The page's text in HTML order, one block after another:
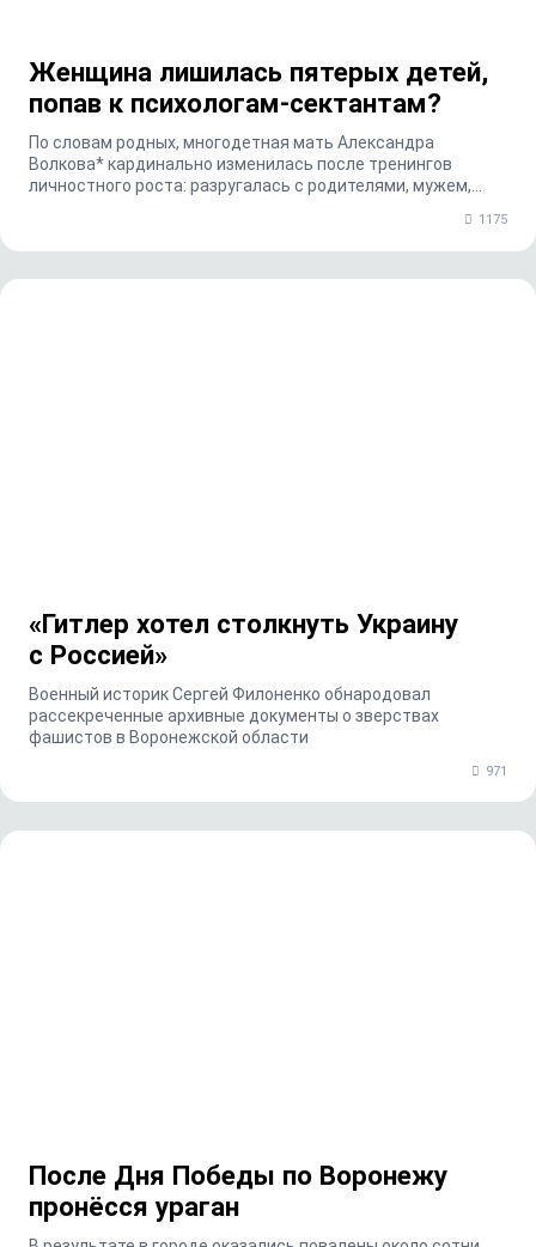
Женщина лишилась пятерых детей,
попав к психологам-сектантам?
По словам родных, многодетная мать Александра
Волкова* кардинально изменилась после тренингов
личностного роста: разругалась с родителями, мужем,
1175
«Гитлер хотел столкнуть Украину
c Россией»
Военный историк Сергей Филоненко обнародовал
рассекреченные архивные документы о зверствах
фашистов в Воронежской области
971
После Дня Победы по Воронежу
пронёсся ураган